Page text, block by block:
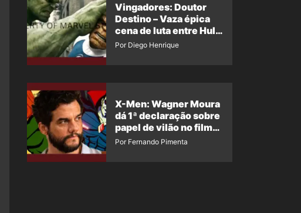
Vingadores: Doutor
Destino – Vaza épica
cena de luta entre Hulk
e o Coisa
Por Diego Henrique
X-Men: Wagner Moura
dá 1ª declaração sobre
papel de vilão no filme
da Marvel
Por Fernando Pimenta